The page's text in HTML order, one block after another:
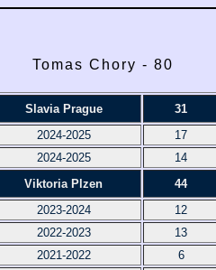
Tomas Chory - 80
Slavia Prague
31
2024-2025
17
2024-2025
14
Viktoria Plzen
44
2023-2024
12
2022-2023
13
2021-2022
6